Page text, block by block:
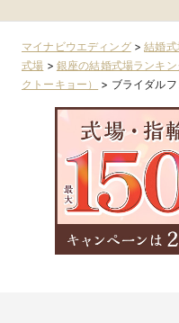
マイナビウエディング>結婚
式場 > 銀座の結婚式場ランキ
クトーキョー）
> ブライダルフ